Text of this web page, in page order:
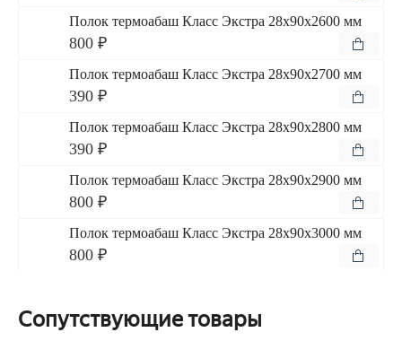
Полок термоабаш Класс Экстра 28x90x2600 мм
800 ₽
Полок термоабаш Класс Экстра 28x90x2700 мм
390 ₽
Полок термоабаш Класс Экстра 28x90x2800 мм
390 ₽
Полок термоабаш Класс Экстра 28x90x2900 мм
800 ₽
Полок термоабаш Класс Экстра 28x90x3000 мм
800 ₽
Сопутствующие товары